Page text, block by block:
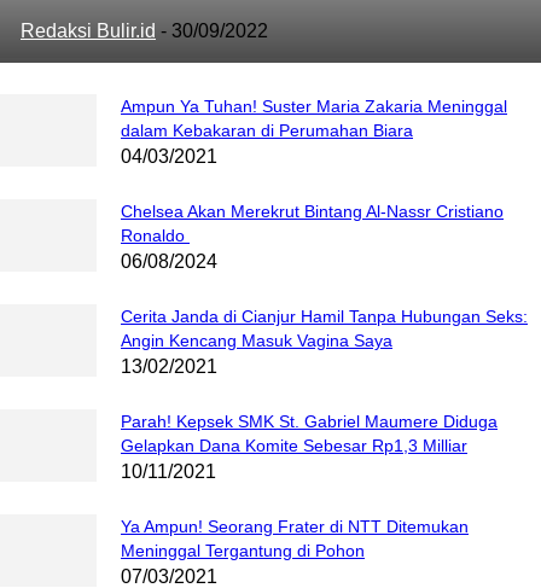
Redaksi Bulir.id - 30/09/2022
Ampun Ya Tuhan! Suster Maria Zakaria Meninggal
dalam Kebakaran di Perumahan Biara
04/03/2021
Chelsea Akan Merekrut Bintang Al-Nassr Cristiano
Ronaldo
06/08/2024
Cerita Janda di Cianjur Hamil Tanpa Hubungan Seks:
Angin Kencang Masuk Vagina Saya
13/02/2021
Parah! Kepsek SMK St. Gabriel Maumere Diduga
Gelapkan Dana Komite Sebesar Rp1,3 Milliar
10/11/2021
Ya Ampun! Seorang Frater di NTT Ditemukan
Meninggal Tergantung di Pohon
07/03/2021